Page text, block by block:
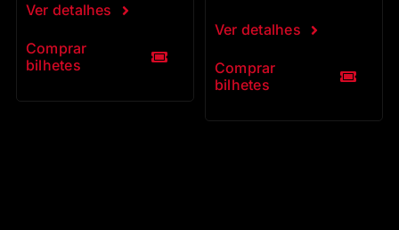
Ver detalhes
Comprar
bilhetes
Ver detalhes
Comprar
bilhetes